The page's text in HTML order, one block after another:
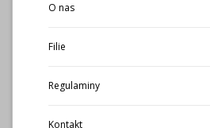
O nas
Filie
Regulaminy
Kontakt